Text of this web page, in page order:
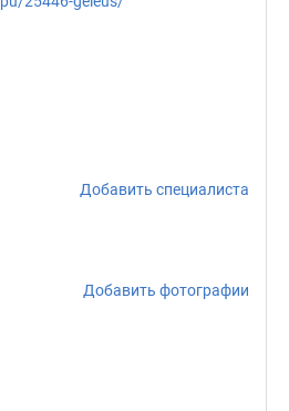
Добавить специалиста
Добавить фотографии